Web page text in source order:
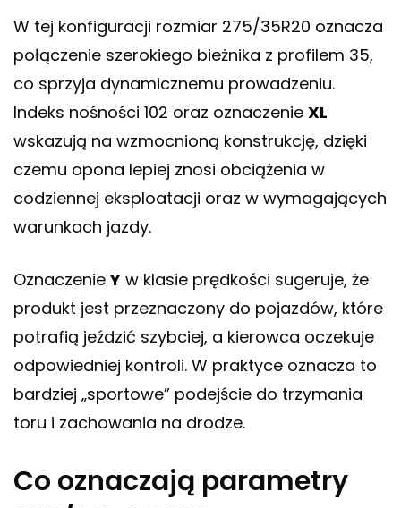
W tej konfiguracji rozmiar 275/35R20 oznacza
połączenie szerokiego bieżnika z profilem 35,
co sprzyja dynamicznemu prowadzeniu.
Indeks nośności 102 oraz oznaczenie XL
wskazują na wzmocnioną konstrukcję, dzięki
czemu opona lepiej znosi obciążenia w
codziennej eksploatacji oraz w wymagających
warunkach jazdy.
OznaczenieY w klasie prędkości sugeruje, że
produkt jest przeznaczony do pojazdów, które
potrafią jeździć szybciej, a kierowca oczekuje
odpowiedniej kontroli. W praktyce oznacza to
bardziej „sportowe” podejście do trzymania
toru i zachowania na drodze.
Co oznaczają parametry